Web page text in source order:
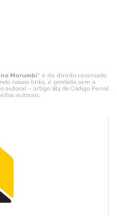
Morumbi" é de direito reservado.
nossos links, é proibida sem a
autoral – artigo 184 do Código Penal
autorais